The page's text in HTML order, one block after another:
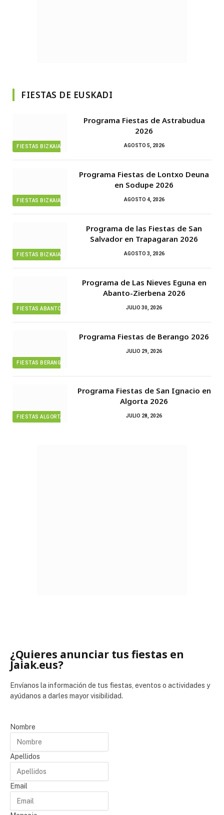
FIESTAS DE EUSKADI
FIESTAS BIZKAIA
Programa Fiestas de Astrabudua
2026
AGOSTO 5, 2026
FIESTAS BIZKAIA
Programa Fiestas de Lontxo Deuna
en Sodupe 2026
AGOSTO 4, 2026
FIESTAS BIZKAIA
Programa de las Fiestas de San
Salvador en Trapagaran 2026
AGOSTO 3, 2026
FIESTAS ABANTO ZIERBENA
Programa de Las Nieves Eguna en
Abanto-Zierbena 2026
JULIO 30, 2026
FIESTAS BERANGO
Programa Fiestas de Berango 2026
JULIO 29, 2026
FIESTAS ALGORTA
Programa Fiestas de San Ignacio en
Algorta 2026
JULIO 28, 2026
¿Quieres anunciar tus fiestas en
Jaiak.eus?
Envíanos la información de tus fiestas, eventos o actividades y
ayúdanos a darles mayor visibilidad.
Nombre
Apellidos
Email